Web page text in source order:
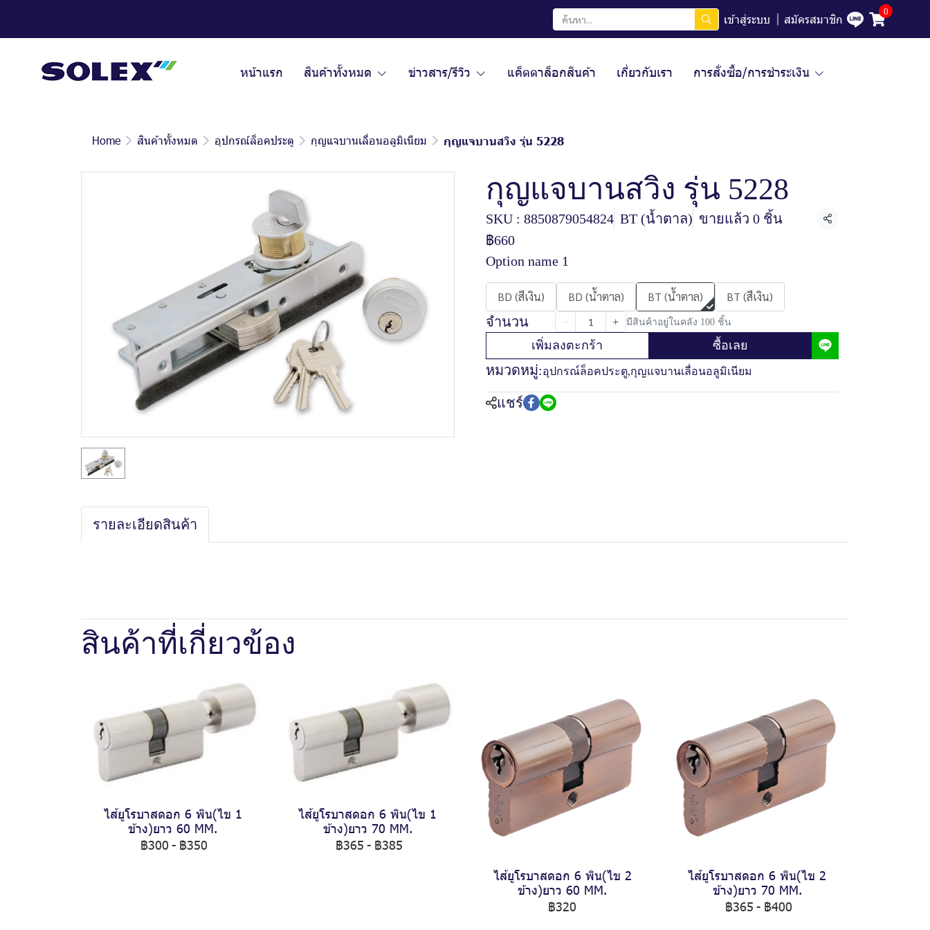
เข้าสู่ระบบ สมัครสมาชิก
0
หน้าแรก สินค้าทั้งหมด ข่าวสาร/รีวิว แค็ตตาล็อกสินค้า เกี่ยวกับเรา การสั่งซื้อ/การชำระเงิน
Home สินค้าทั้งหมด อุปกรณ์ล็อคประตู กุญแจบานเลื่อนอลูมิเนียม กุญแจบานสวิง รุ่น 5228
กุญแจบานสวิง รุ่น 5228
SKU : 8850879054824 BT (น้ำตาล) ขายแล้ว 0 ชิ้น แชร์
฿660
Option name 1
BD (สีเงิน) BD (น้ำตาล) BT (น้ำตาล) BT (สีเงิน)
จำนวน มีสินค้าอยู่ในคลัง 100 ชิ้น
เพิ่มลงตะกร้า ซื้อเลย
หมวดหมู่:อุปกรณ์ล็อคประตู,กุญแจบานเลื่อนอลูมิเนียม
แชร์
รายละเอียดสินค้า
สินค้าที่เกี่ยวข้อง
ไส้ยูโรบาสดอก 6 พิน(ไข 1
ข้าง)ยาว 60 MM.
฿300 - ฿350
ไส้ยูโรบาสดอก 6 พิน(ไข 1
ข้าง)ยาว 70 MM.
฿365 - ฿385
ไส้ยูโรบาสดอก 6 พิน(ไข 2
ข้าง)ยาว 60 MM.
฿320
ไส้ยูโรบาสดอก 6 พิน(ไข 2
ข้าง)ยาว 70 MM.
฿365 - ฿400